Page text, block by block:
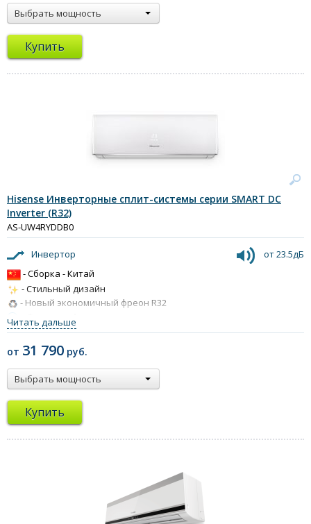
Выбрать мощность
Купить
Hisense Инверторные сплит-системы серии SMART DC
Inverter (R32)
AS-UW4RYDDB0
Инвертор
от 23.5дБ
- Сборка - Китай
- Стильный дизайн
- Новый экономичный фреон R32
- Самоочистка внутреннего блока
- Датчик присутствия I Feel
Читать дальше
от 31 790 руб.
Выбрать мощность
Купить